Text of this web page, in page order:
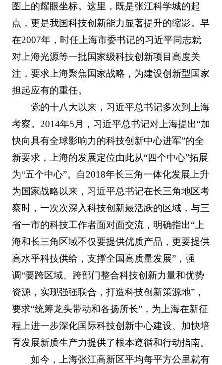
图上的耀眼坐标。这里，既是张江科学城的起
点，更是我国科技创新能力显著提升的缩影。早
在2007年，时任上海市委书记的习近平同志就
对上海光源等一批国家级科技创新项目高度关
注，要求上海聚焦国家战略，为建设创新型国家
担起应有的重任。
党的十八大以来，习近平总书记多次到上海
考察。2014年5月，习近平总书记对上海提出“加
快向具有全球影响力的科技创新中心进军”的全
新要求，上海的发展定位由此从“四个中心”拓展
为“五个中心”。自2018年长三角一体化发展上升
为国家战略以来，习近平总书记在长三角地区考
察时，一次次深入科技创新最活跃的区域，与三
省一市的科技工作者面对面交流，明确指出“上
海和长三角区域不仅要提供优质产品，更要提供
高水平科技供给，支撑全国高质量发展”，强
调“要跨区域、跨部门整合科技创新力量和优势
资源，实现强强联合，打造科技创新策源地”，
要求“统筹龙头带动和各扬所长”，为上海在新征
程上进一步深化国际科技创新中心建设、加快培
育发展新质生产力提供了根本遵循和行动指南。
如今，上海张江高新区平均每平方公里就有